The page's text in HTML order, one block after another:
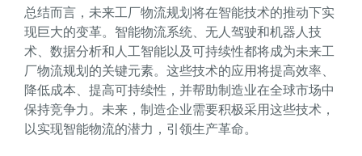
总结而言，未来工厂物流规划将在智能技术的推动下实
现巨大的变革。智能物流系统、无人驾驶和机器人技
术、数据分析和人工智能以及可持续性都将成为未来工
厂物流规划的关键元素。这些技术的应用将提高效率、
降低成本、提高可持续性，并帮助制造业在全球市场中
保持竞争力。未来，制造企业需要积极采用这些技术，
以实现智能物流的潜力，引领生产革命。